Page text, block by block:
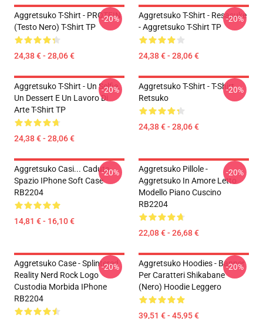
Aggretsuko T-Shirt - PROTEIN
(testo Nero) T-Shirt TP
24,38 € - 28,06 €
-20%
Aggretsuko T-Shirt - Resasuke
- Aggretsuko T-Shirt TP
24,38 € - 28,06 €
-20%
Aggretsuko T-Shirt - Un Selfie,
Un Dessert E Un Lavoro Di
Arte T-Shirt TP
24,38 € - 28,06 €
-20%
Aggretsuko T-Shirt - T-Shirt
Retsuko
24,38 € - 28,06 €
-20%
Aggretsuko Casi... Caduta
Spazio IPhone Soft Case
RB2204
14,81 € - 16,10 €
-20%
Aggretsuko Pillole -
Aggretsuko In Amore Letto
Modello Piano Cuscino
RB2204
22,08 € - 26,68 €
-20%
Aggretsuko Case - Splintered
Reality Nerd Rock Logo
Custodia Morbida IPhone
RB2204
-20%
Aggretsuko Hoodies - Banner
Per Caratteri Shikabane
(nero) Hoodie Leggero
39,51 € - 45,95 €
-20%